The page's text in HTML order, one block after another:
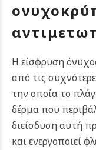
Η είσφρυση
από τις
την οποία το
δέρμα που
διείσδυση αυτή
και ενεργοποιεί